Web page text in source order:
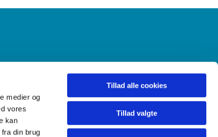
medier og
vores
kan
din brug
Tillad alle cookies
Tillad valgte
Menighedsråd